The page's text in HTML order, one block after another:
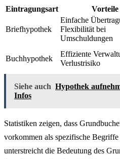
Eintragungsart Vorteile
Briefhypothek
Einfache
Flexibilität bei
Umschuldungen
Buchhypothek
Effiziente
Verlustrisiko
Siehe auch Hypothek
Infos
Statistiken zeigen, dass
vorkommen als spezifische
unterstreicht die Bedeutung des